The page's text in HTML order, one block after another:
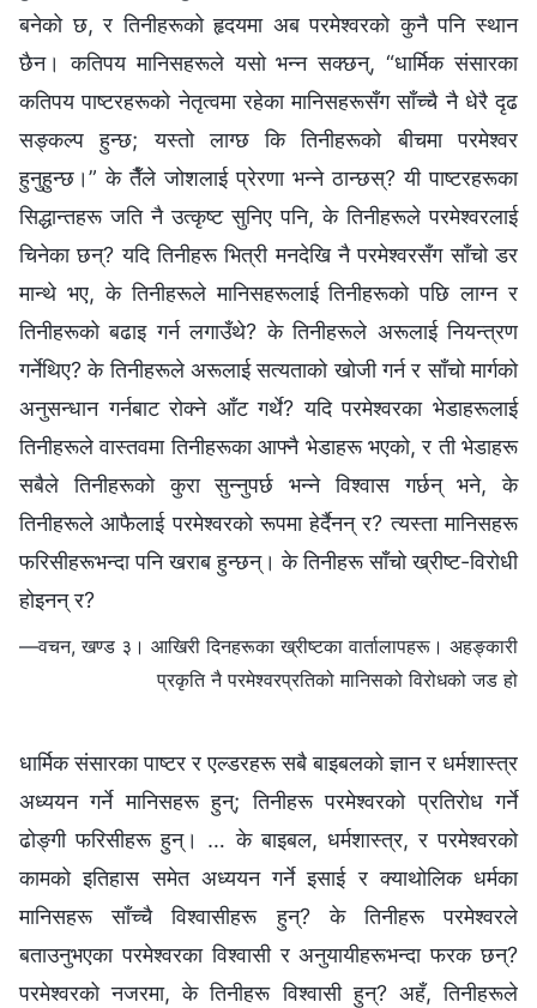
बनेको छ, र तिनीहरूको हृदयमा अब परमेश्‍वरको कुनै पनि स्थान
छैन। कतिपय मानिसहरूले यसो भन्‍न सक्छन्, “धार्मिक संसारका
कतिपय पाष्टरहरूको नेतृत्वमा रहेका मानिसहरूसँग साँच्‍चै नै धेरै दृढ
सङ्कल्‍प हुन्छ; यस्तो लाग्छ कि तिनीहरूको बीचमा परमेश्‍वर
हुनुहुन्छ।” के तैँले जोशलाई प्रेरणा भन्‍ने ठान्छस्? यी पाष्टरहरूका
सिद्धान्तहरू जति नै उत्कृष्ट सुनिए पनि, के तिनीहरूले परमेश्‍वरलाई
चिनेका छन्? यदि तिनीहरू भित्री मनदेखि नै परमेश्‍वरसँग साँचो डर
मान्थे भए, के तिनीहरूले मानिसहरूलाई तिनीहरूको पछि लाग्‍न र
तिनीहरूको बढाइ गर्न लगाउँथे? के तिनीहरूले अरूलाई नियन्त्रण
गर्नेथिए? के तिनीहरूले अरूलाई सत्यताको खोजी गर्न र साँचो मार्गको
अनुसन्धान गर्नबाट रोक्ने आँट गर्थे? यदि परमेश्‍वरका भेडाहरूलाई
तिनीहरूले वास्तवमा तिनीहरूका आफ्नै भेडाहरू भएको, र ती भेडाहरू
सबैले तिनीहरूको कुरा सुन्‍नुपर्छ भन्‍ने विश्‍वास गर्छन् भने, के
तिनीहरूले आफैलाई परमेश्‍वरको रूपमा हेर्दैनन् र? त्यस्ता मानिसहरू
फरिसीहरूभन्दा पनि खराब हुन्छन्। के तिनीहरू साँचो ख्रीष्ट-विरोधी
होइनन् र?
—वचन, खण्ड ३। आखिरी दिनहरूका ख्रीष्टका वार्तालापहरू। अहङ्कारी
प्रकृति नै परमेश्‍वरप्रतिको मानिसको विरोधको जड हो
धार्मिक संसारका पाष्टर र एल्डरहरू सबै बाइबलको ज्ञान र धर्मशास्त्र
अध्ययन गर्ने मानिसहरू हुन्; तिनीहरू परमेश्‍वरको प्रतिरोध गर्ने
ढोङ्गी फरिसीहरू हुन्। … के बाइबल, धर्मशास्त्र, र परमेश्‍वरको
कामको इतिहास समेत अध्ययन गर्ने इसाई र क्याथोलिक धर्मका
मानिसहरू साँच्‍चै विश्‍वासीहरू हुन्? के तिनीहरू परमेश्‍वरले
बताउनुभएका परमेश्वरका विश्‍वासी र अनुयायीहरूभन्दा फरक छन्?
परमेश्‍वरको नजरमा, के तिनीहरू विश्‍वासी हुन्? अहँ, तिनीहरूले